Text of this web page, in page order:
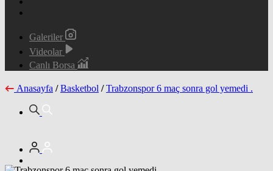
Galeriler
Videolar
Canlı Borsa
Anasayfa / Basketbol / Trabzonspor 6 maç sonra gol yemedi .